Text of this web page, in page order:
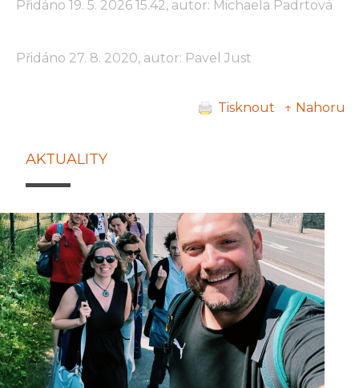
Přidáno 19. 5. 2026 15.42, autor: Michaela Padrtová
Přidáno 27. 8. 2020, autor: Pavel Just
Tisknout ↑ Nahoru
AKTUALITY